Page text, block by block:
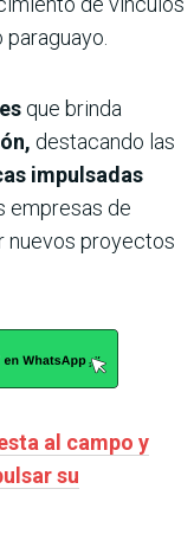
que brinda
destacando las
impulsadas
empresas de
nuevos proyectos
al campo y
su